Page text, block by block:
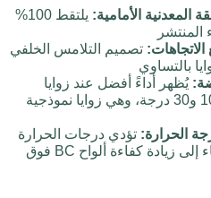
المعدنية الأمامية:
يلتقط 100%
تصميم التلامس الخلفي
بالتساوي
يُظهر أداءً أفضل عند زوايا
الشمس التي تتراوح بين 10 و30 درجة، وهي زوايا نموذجية
الحرارة: تؤدي درجات الحرارة
المنخفضة في فصل الشتاء إلى زيادة كفاءة ألواح BC فوق